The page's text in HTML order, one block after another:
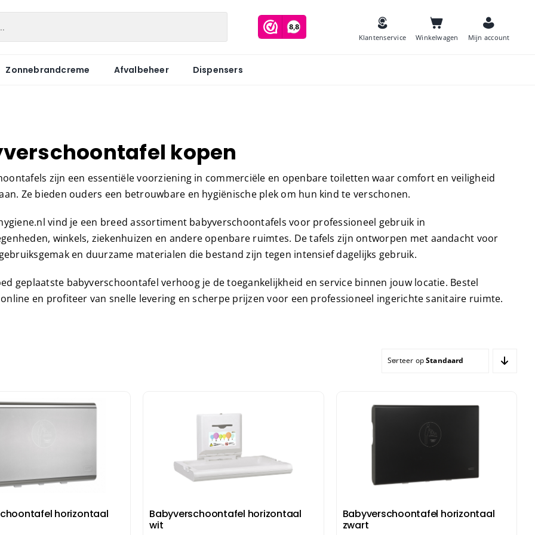
Klantenservice Winkelwagen Mijn account
Matic
Centerfeed
Keukenrol
Tampons
Hygiënebak navulling
Hygienezakjes houder
Maandverband- &
Tampondispensers
Luchtverfrissers
Toiletborstels
Babyverschoontafels
Handendrogers
Industriepapier
Onderzoeksbankrollen
Keukenrol
Tissues
Zonnebrandcreme Afvalbeheer Dispensers
kopen
zijn een essentiële voorziening in commerciële en openbare toiletten waar comfort en veiligheid
Ze bieden ouders een betrouwbare en hygiënische plek om hun kind te verschonen.
vind je een breed assortiment babyverschoontafels voor professioneel gebruik in
winkels, ziekenhuizen en andere openbare ruimtes. De tafels zijn ontworpen met aandacht voor
en duurzame materialen die bestand zijn tegen intensief dagelijks gebruik.
geplaatste babyverschoontafel verhoog je de toegankelijkheid en service binnen jouw locatie. Bestel
en profiteer van snelle levering en scherpe prijzen voor een professioneel ingerichte sanitaire ruimte.
Sorteer opStandaard sortering
horizontaal
Babyverschoontafel horizontaal
wit
Babyverschoontafel horizontaal
zwart